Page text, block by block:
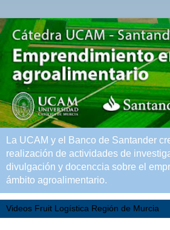
La UCAM y el Banco de Santander
realización de actividades de
divulgación y docenccia sobre el
ámbito agroalimentario.